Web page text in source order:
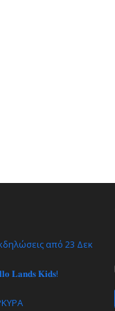
από 23 Δεκ
𝐋𝐚𝐧𝐝𝐬 𝐊𝐢𝐝𝐬!